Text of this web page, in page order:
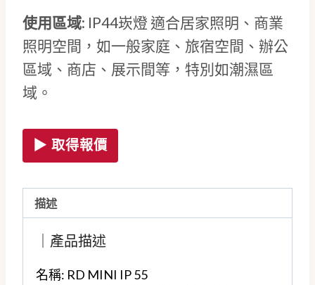
使用區域: IP44崁燈 適合居家照明、商業
照明空間，如一般家庭、旅宿空間、辦公
區域、商店、展示間等，特別如潮濕區
域。
▶ 取得報價
描述
｜產品描述
名稱: RD MINI IP 55